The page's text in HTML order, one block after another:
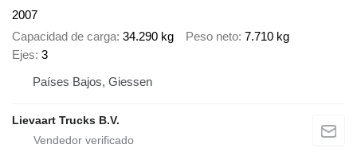
2007
Capacidad de carga 34.290 kg Peso neto 7.710 kg
Ejes 3
Países Bajos, Giessen
Lievaart Trucks B.V.